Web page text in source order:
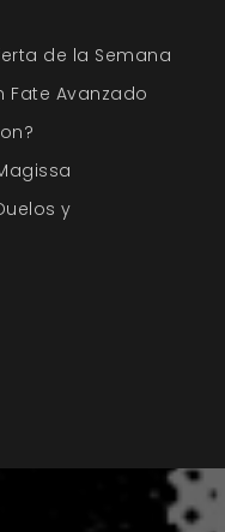
de la Semana
Fate Avanzado
y